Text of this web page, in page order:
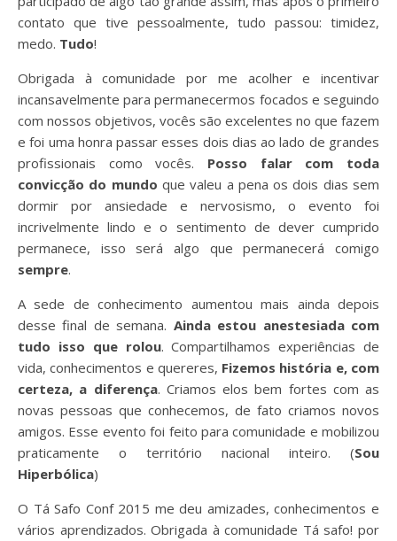
contato que tive pessoalmente, tudo passou: timidez,
medo. Tudo!
Obrigada à comunidade por me acolher e incentivar
incansavelmente para permanecermos focados e seguindo
com nossos objetivos, vocês são excelentes no que fazem
e foi uma honra passar esses dois dias ao lado de grandes
profissionais como vocês. Posso falar com toda
convicção do mundo que valeu a pena os dois dias sem
dormir por ansiedade e nervosismo, o evento foi
incrivelmente lindo e o sentimento de dever cumprido
permanece, isso será algo que permanecerá comigo
sempre.
A sede de conhecimento aumentou mais ainda depois
desse final de semana. Ainda estou anestesiada com
tudo isso que rolou. Compartilhamos experiências de
vida, conhecimentos e quereres, Fizemos história e, com
certeza, a diferença. Criamos elos bem fortes com as
novas pessoas que conhecemos, de fato criamos novos
amigos. Esse evento foi feito para comunidade e mobilizou
praticamente o território nacional inteiro. (Sou
Hiperbólica)
O Tá Safo Conf 2015 me deu amizades, conhecimentos e
vários aprendizados. Obrigada à comunidade Tá safo! por